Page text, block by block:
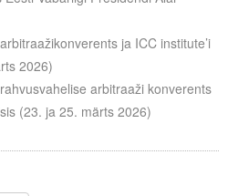
ja ICC institute’i
2026)
arbitraaži konverents
(23. ja 25. märts 2026)